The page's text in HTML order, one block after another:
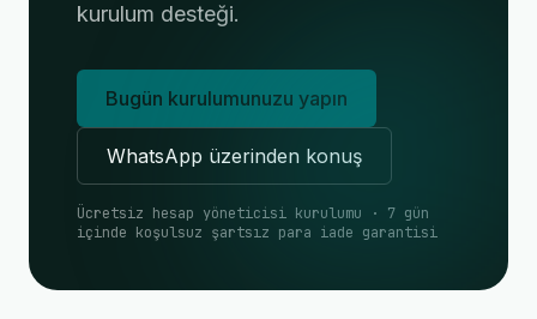
kurulum desteği.
Bugün kurulumunuzu yapın
WhatsApp üzerinden konuş
Ücretsiz hesap yöneticisi kurulumu · 7 gün
içinde koşulsuz şartsız para iade garantisi